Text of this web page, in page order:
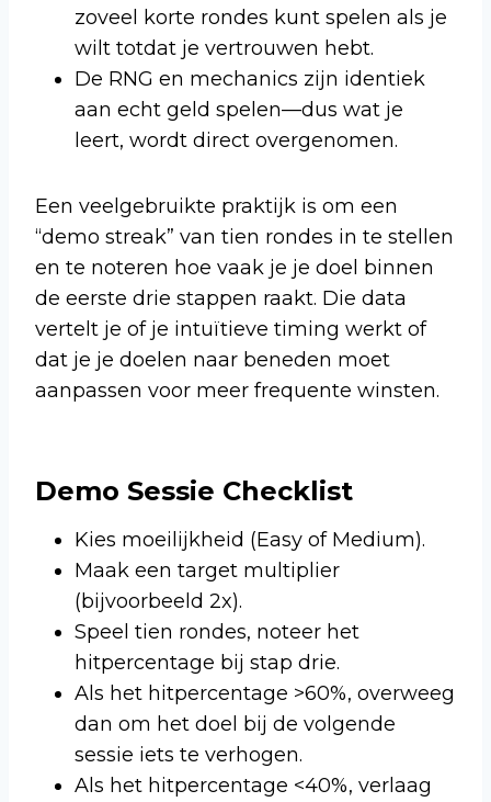
zoveel korte rondes kunt spelen als je
wilt totdat je vertrouwen hebt.
De RNG en mechanics zijn identiek
aan echt geld spelen—dus wat je
leert, wordt direct overgenomen.
Een veelgebruikte praktijk is om een
“demo streak” van tien rondes in te stellen
en te noteren hoe vaak je je doel binnen
de eerste drie stappen raakt. Die data
vertelt je of je intuïtieve timing werkt of
dat je je doelen naar beneden moet
aanpassen voor meer frequente winsten.
Demo Sessie Checklist
Kies moeilijkheid (Easy of Medium).
Maak een target multiplier
(bijvoorbeeld 2x).
Speel tien rondes, noteer het
hitpercentage bij stap drie.
Als het hitpercentage >60%, overweeg
dan om het doel bij de volgende
sessie iets te verhogen.
Als het hitpercentage <40%, verlaag